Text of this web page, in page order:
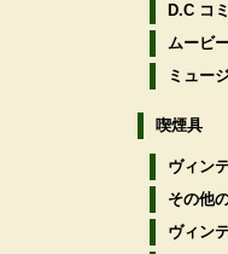
D.C コ
ムービ
ミュー
喫煙具
ヴィン
その他
ヴィン